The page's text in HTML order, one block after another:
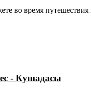
во время путешествия
- Кушадасы